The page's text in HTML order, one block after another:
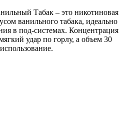
Табак – это никотиновая
ванильного табака, идеально
в под-системах. Концентрация
удар по горлу, а объем 30